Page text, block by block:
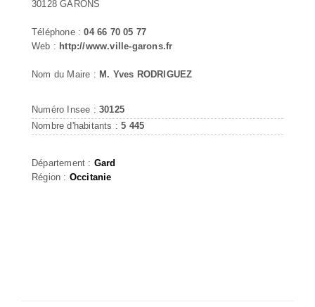
30128 GARONS
Téléphone :04 66 70 05 77
Web : http://www.ville-garons.fr
Nom du Maire : M. Yves RODRIGUEZ
Numéro Insee : 30125
Nombre d'habitants :5 445
Département : Gard
Région : Occitanie